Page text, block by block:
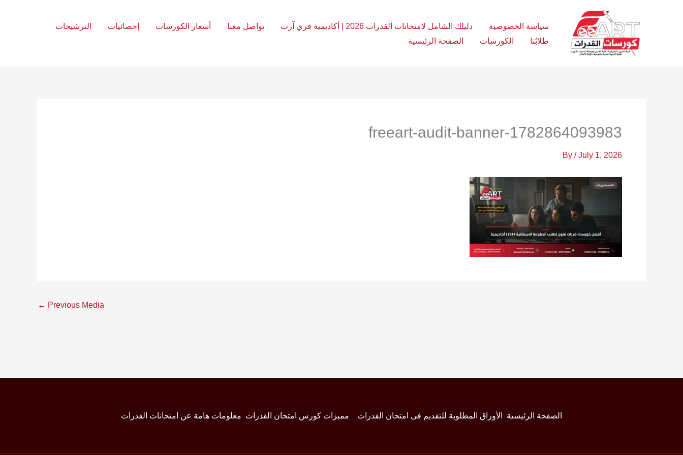
سياسة الخصوصية دليلك الشامل لامتحانات القدرات 2026 | أكاديمية فري آرت تواصل معنا أسعار الكورسات إحصائيات
الترشيحات
طلابُنا
الكورسات الصفحة الرئيسية
freeart-audit-banner-1782864093983
By /July 1, 2026
← Previous Media
الصفحة الرئيسية الأوراق المطلوبة للتقديم فى امتحان القدرات مميزات كورس امتحان القدرات معلومات هامة عن امتحانات القدرات